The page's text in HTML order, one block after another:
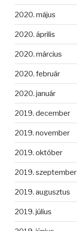
2020. május
2020. április
2020. március
2020. február
2020. január
2019. december
2019. november
2019. október
2019. szeptember
2019. augusztus
2019. július